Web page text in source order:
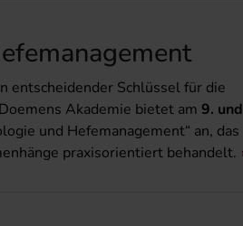
entscheidender Schlüssel für die
Akademie bietet am 9. und
und Hefemanagement“ an, das
praxisorientiert behandelt.